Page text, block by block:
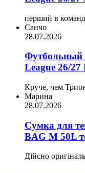
перший в
Санчо
28.07.2026
Футбольный
League 26/
Круче, чем
Марина
28.07.2026
Сумка для
BAG M 50L
Дійсно